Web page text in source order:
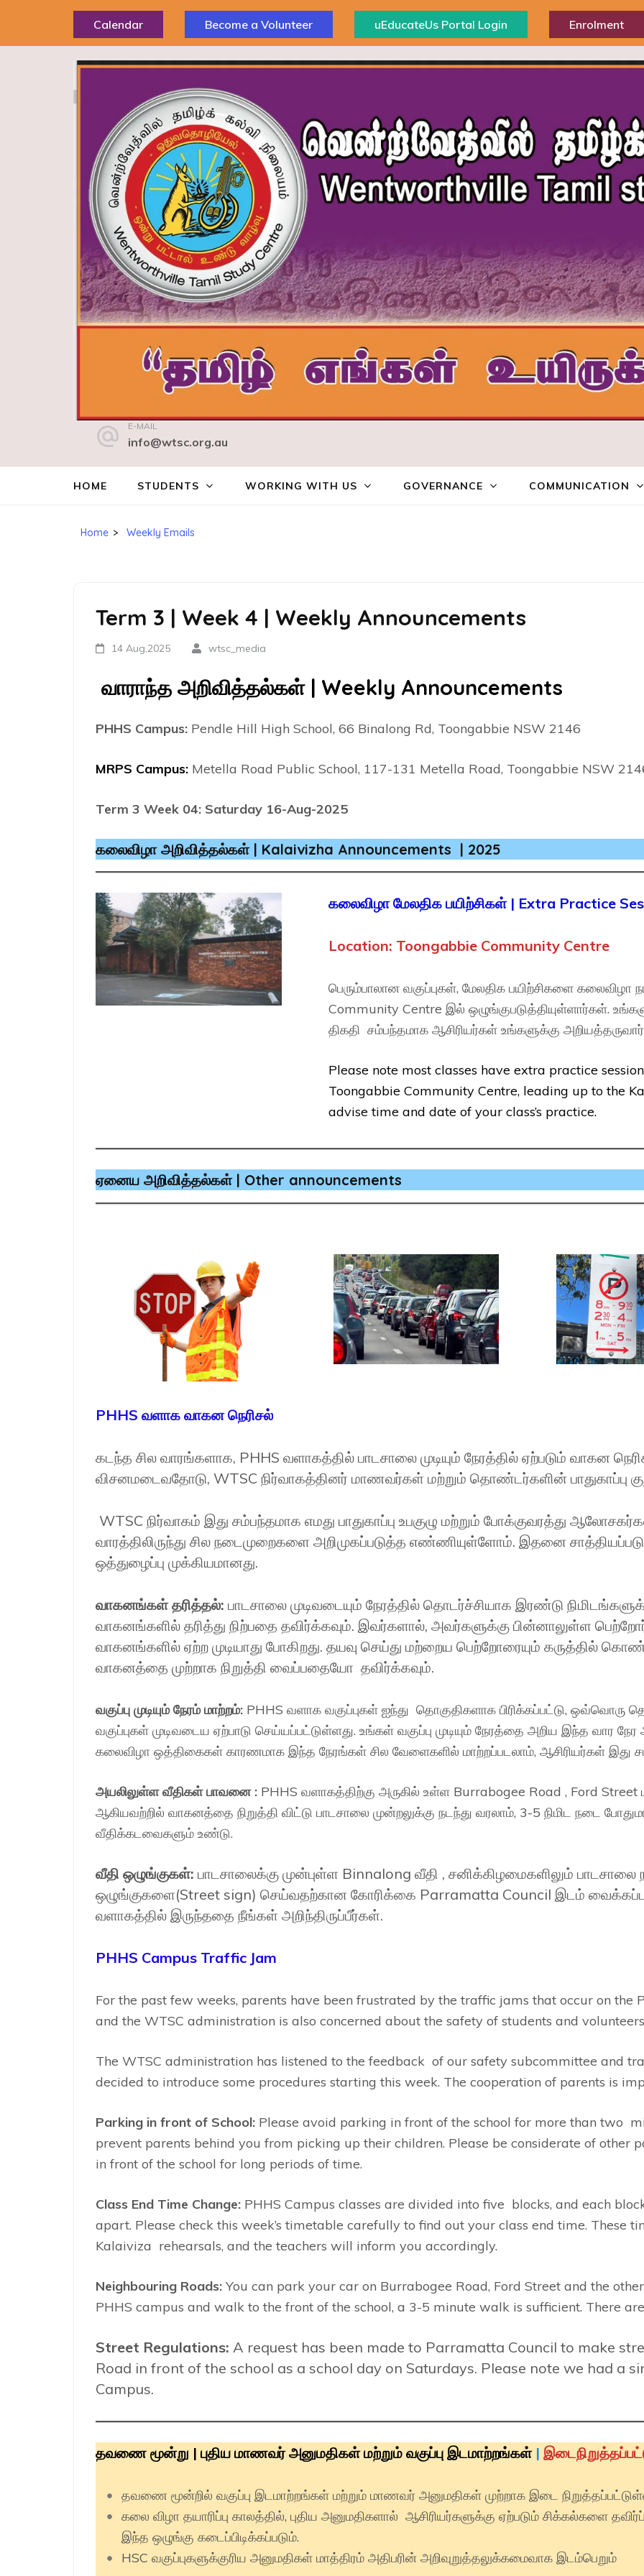
content
Calendar Become a Volunteer uEducateUs Portal Login Enrolment
வென்ற்வேத்வில் தமிழ்க் கல்வி நிலையம்
WENTWORTHVILLE TAMIL STUDY CENTRE INC.
E-MAIL
info@wtsc.org.au
HOME STUDENTS WORKING WITH US GOVERNANCE COMMUNICATION
Home > Weekly Emails
Term 3 | Week 4 | Weekly Announcements
14 Aug,2025 wtsc_media
வாராந்த அறிவித்தல்கள் | Weekly Announcements
PHHS Campus: Pendle Hill High School, 66 Binalong Rd, Toongabbie NSW 2146
MRPS Campus: Metella Road Public School, 117-131 Metella Road, Toongabbie NSW
Term 3 Week 04: Saturday 16-Aug-2025
கலைவிழா அறிவித்தல்கள் | Kalaivizha Announcements | 2025
கலைவிழா மேலதிக பயிற்சிகள் | Extra Practice
Location: Toongabbie Community Centre
பெரும்பாலான வகுப்புகள், மேலதிக பயிற்சிகளை
Community Centre இல் ஒழுங்குபடுத்தியுள்ளார்கள்.
திகதி சம்பந்தமாக ஆசிரியர்கள் உங்களுக்கு
Please note most classes have extra practice
Toongabbie Community Centre, leading up to the
advise time and date of your class’s practice.
ஏனைய அறிவித்தல்கள் | Other announcements
PHHS வளாக வாகன நெரிசல்
கடந்த சில வாரங்களாக, PHHS வளாகத்தில் பாடசாலை முடியும் நேரத்தில் ஏற்படும் வாகன
விசனமடைவதோடு, WTSC நிர்வாகத்தினர் மாணவர்கள் மற்றும் தொண்டர்களின் பாதுகாப்பு
WTSC நிர்வாகம் இது சம்பந்தமாக எமது பாதுகாப்பு உபகுழு மற்றும் போக்குவரத்து
வாரத்திலிருந்து சில நடைமுறைகளை அறிமுகப்படுத்த எண்ணியுள்ளோம். இதனை
ஒத்துழைப்பு முக்கியமானது.
வாகனங்கள் தரித்தல்: பாடசாலை முடிவடையும் நேரத்தில் தொடர்ச்சியாக இரண்டு
வாகனங்களில் தரித்து நிற்பதை தவிர்க்கவும். இவர்களால், அவர்களுக்கு பின்னாலுள்ள
வாகனங்களில் ஏற்ற முடியாது போகிறது. தயவு செய்து மற்றைய பெற்றோரையும் கருத்தில்
வாகனத்தை முற்றாக நிறுத்தி வைப்பதையோ தவிர்க்கவும்.
வகுப்பு முடியும் நேரம் மாற்றம்: PHHS வளாக வகுப்புகள் ஐந்து தொகுதிகளாக பிரிக்கப்பட்டு, ஒவ்வொரு
வகுப்புகள் முடிவடைய ஏற்பாடு செய்யப்பட்டுள்ளது. உங்கள் வகுப்பு முடியும் நேரத்தை அறிய இந்த
கலைவிழா ஒத்திகைகள் காரணமாக இந்த நேரங்கள் சில வேளைகளில் மாற்றப்படலாம், ஆசிரியர்கள் இது
அயலிலுள்ள வீதிகள் பாவனை : PHHS வளாகத்திற்கு அருகில் உள்ள Burrabogee Road , Ford Street
ஆகியவற்றில் வாகனத்தை நிறுத்தி விட்டு பாடசாலை முன்றலுக்கு நடந்து வரலாம், 3-5 நிமிட நடை
வீதிக்கடவைகளும் உண்டு.
வீதி ஒழுங்குகள்: பாடசாலைக்கு முன்புள்ள Binnalong வீதி , சனிக்கிழமைகளிலும் பாடசாலை
ஒழுங்குகளை(Street sign) செய்வதற்கான கோரிக்கை Parramatta Council இடம்
வளாகத்தில் இருந்ததை நீங்கள் அறிந்திருப்பீர்கள்.
PHHS Campus Traffic Jam
For the past few weeks, parents have been frustrated by the traffic jams that occur on the
and the WTSC administration is also concerned about the safety of students and
The WTSC administration has listened to the feedback of our safety subcommittee and
decided to introduce some procedures starting this week. The cooperation of parents is
Parking in front of School: Please avoid parking in front of the school for more than two
prevent parents behind you from picking up their children. Please be considerate of other
in front of the school for long periods of time.
Class End Time Change: PHHS Campus classes are divided into five blocks, and each
apart. Please check this week’s timetable carefully to find out your class end time. These
Kalaiviza rehearsals, and the teachers will inform you accordingly.
Neighbouring Roads: You can park your car on Burrabogee Road, Ford Street and the
PHHS campus and walk to the front of the school, a 3-5 minute walk is sufficient. There
Street Regulations: A request has been made to Parramatta Council to make
Road in front of the school as a school day on Saturdays. Please note we had a
Campus.
தவணை மூன்று | புதிய மாணவர் அனுமதிகள் மற்றும் வகுப்பு இடமாற்றங்கள்|
தவணை மூன்றில் வகுப்பு இடமாற்றங்கள் மற்றும் மாணவர் அனுமதிகள் முற்றாக இடை
கலை விழா தயாரிப்பு காலத்தில், புதிய அனுமதிகளால் ஆசிரியர்களுக்கு ஏற்படும் சிக்கல்களை
இந்த ஒழுங்கு கடைப்பிடிக்கப்படும்.
HSC வகுப்புகளுக்குரிய அனுமதிகள் மாத்திரம் அதிபரின் அறிவுறுத்தலுக்கமைவாக இடம்பெறும்